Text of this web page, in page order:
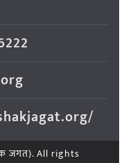
जगत). All rights